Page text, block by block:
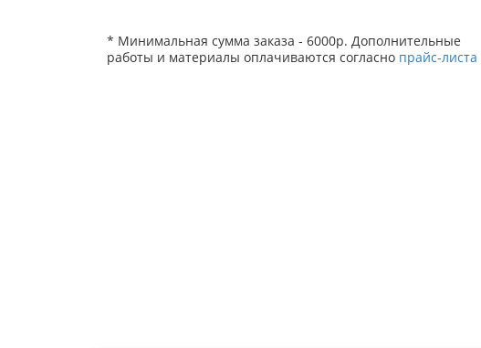
* Минимальная сумма заказа - 6000р. Дополнительные
работы и материалы оплачиваются согласно прайс-листа